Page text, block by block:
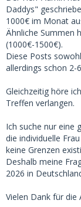
Daddys"
1000€ im Monat
Ähnliche Summen
(1000€-1500€).
Diese Posts
allerdings schon 2-
Gleichzeitig höre
Treffen verlangen.
Ich suche nur eine
die individuelle
keine Grenzen
Deshalb meine
2026 in
Vielen Dank für die